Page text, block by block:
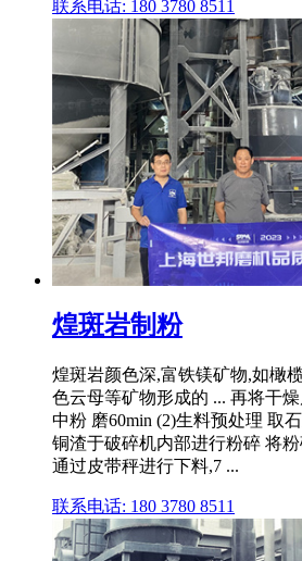
联系电话: 180 3780 8511
煌斑岩制粉
煌斑岩颜色深,富铁镁矿物,如橄
色云母等矿物形成的 ... 再将干
中粉 磨60min (2)生料预处理 取
铜渣于破碎机内部进行粉碎 将
通过皮带秤进行下料,7 ...
联系电话: 180 3780 8511